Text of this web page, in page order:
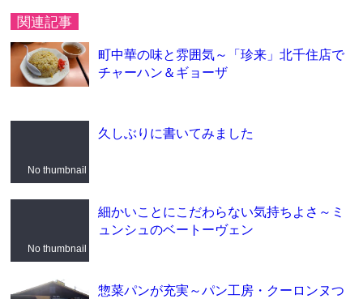
関連記事
町中華の味と雰囲気～「珍来」北千住店で
チャーハン＆ギョーザ
No thumbnail
久しぶりに書いてみました
No thumbnail
細かいことにこだわらない気持ちよさ～ミ
ュンシュのベートーヴェン
惣菜パンが充実～パン工房・クーロンヌつ